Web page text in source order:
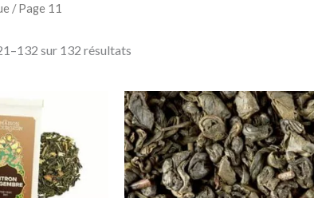
/ Page 11
sur 132 résultats